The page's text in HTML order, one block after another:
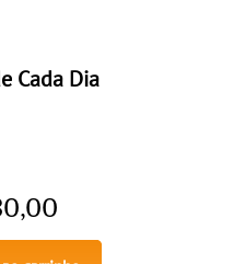
Cada Dia